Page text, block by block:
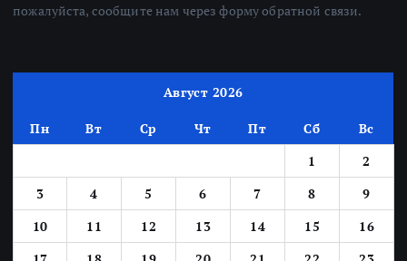
пожалуйста, сообщите нам через форму обратной связи.
Август 2026
Пн Вт Ср Чт Пт Сб
Вс
1
2
3
4 5 6 7 8
9
10
11 12 13 14 15
16